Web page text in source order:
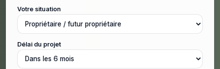
Votre situation
Délai du projet